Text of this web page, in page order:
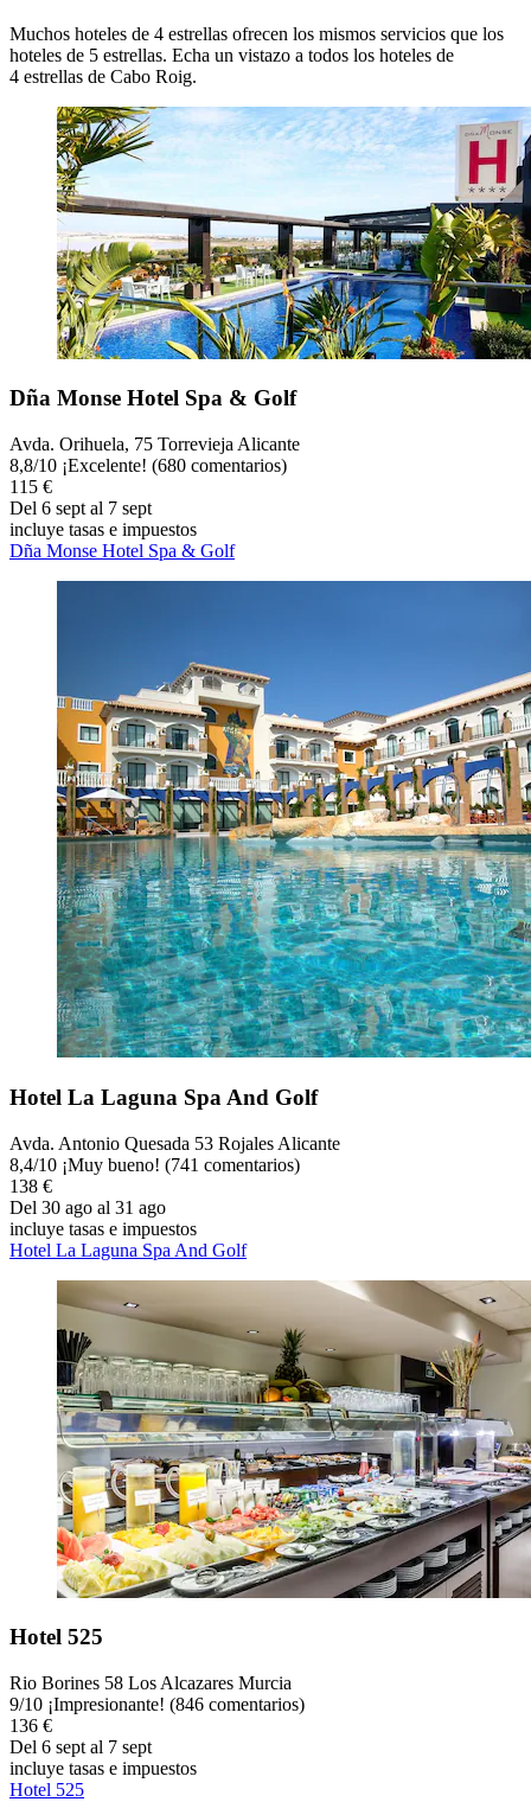
Muchos hoteles de 4 estrellas ofrecen los mismos servicios que los
hoteles de 5 estrellas. Echa un vistazo a todos los hoteles de
4 estrellas de Cabo Roig.
Dña Monse Hotel Spa & Golf
Avda. Orihuela, 75 Torrevieja Alicante
8,8/10 ¡Excelente! (680 comentarios)
115 €
Del 6 sept al 7 sept
incluye tasas e impuestos
Dña Monse Hotel Spa & Golf
Hotel La Laguna Spa And Golf
Avda. Antonio Quesada 53 Rojales Alicante
8,4/10 ¡Muy bueno! (741 comentarios)
138 €
Del 30 ago al 31 ago
incluye tasas e impuestos
Hotel La Laguna Spa And Golf
Hotel 525
Rio Borines 58 Los Alcazares Murcia
9/10 ¡Impresionante! (846 comentarios)
136 €
Del 6 sept al 7 sept
incluye tasas e impuestos
Hotel 525